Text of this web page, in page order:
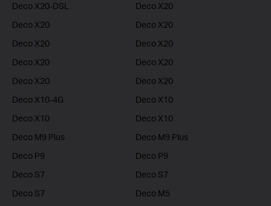
Deco X20-DSL
Deco X20
Deco X20
Deco X20
Deco X20
Deco X20
Deco X20
Deco X20
Deco X20
Deco X20
Deco X10-4G
Deco X10
Deco X10
Deco X10
Deco M9 Plus
Deco M9 Plus
Deco P9
Deco P9
Deco S7
Deco S7
Deco S7
Deco M5